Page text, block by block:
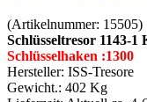
(Artikelnummer: 15505)
Schlüsseltresor 1143-1
Schlüsselhaken :1300
Hersteller: ISS-Tresore
Gewicht.: 402 Kg